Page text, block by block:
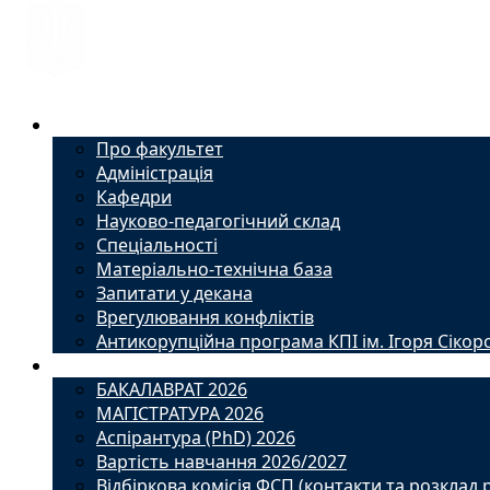
Про факультет
Адміністрація
Кафедри
Науково-педагогічний склад
Спеціальності
Матеріально-технічна база
Запитати у декана
Врегулювання конфліктів
Антикорупційна програма КПІ ім. Ігоря
БАКАЛАВРАТ 2026
МАГІСТРАТУРА 2026
Аспірантура (PhD) 2026
Вартість навчання 2026/2027